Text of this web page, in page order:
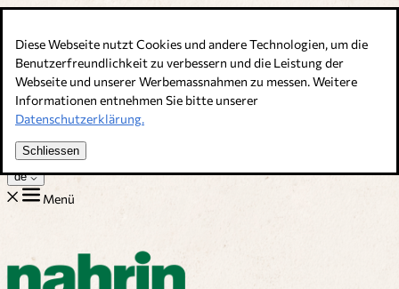
Diese Webseite nutzt Cookies und andere Technologien, um die
Benutzerfreundlichkeit zu verbessern und die Leistung der
Webseite und unserer Werbemassnahmen zu messen. Weitere
Informationen entnehmen Sie bitte unserer
Datenschutzerklärung.
Schliessen
Bouillons, Gewürze & Nahrungsergänzung. Schweizer Qualität
Kundenservice
Rezepte
Tipps
Über uns
Jobs
de
Menü